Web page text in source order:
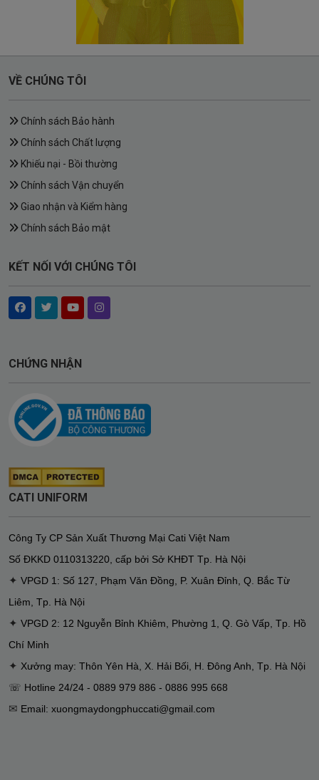
VỀ CHÚNG TÔI
Chính sách Bảo hành
Chính sách Chất lượng
Khiếu nại - Bồi thường
Chính sách Vận chuyển
Giao nhận và Kiểm hàng
Chính sách Bảo mật
KẾT NỐI VỚI CHÚNG TÔI
CHỨNG NHẬN
CATI UNIFORM
Công Ty CP Sản Xuất Thương Mại Cati Việt Nam
Số ĐKKD 0110313220 cấp bởi Sở KHĐT Tp. Hà Nội
✦ VPGD 1: Số 127, Phạm Văn Đồng, P. Xuân Đỉnh, Q. Bắc Từ
Liêm, Tp. Hà Nội
✦ VPGD 2: 12 Nguyễn Bỉnh Khiêm, Phường 1, Q. Gò Vấp, Tp. Hồ
Chí Minh
✦ Xưởng may: Thôn Yên Hà, X. Hải Bối, H. Đông Anh, Tp. Hà Nội
☏ Hotline 24/24 - 0889 979 886 - 0886 995 668
✉ Email: xuongmaydongphuccati@gmail.com